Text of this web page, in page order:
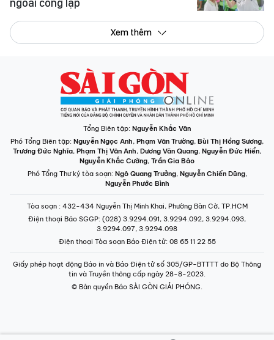
ngoài công lập
Xem thêm
Tổng Biên tập: Nguyễn Khắc Văn
Phó Tổng Biên tập: Nguyễn Ngọc Anh, Phạm Văn Trường, Bùi Thị Hồng Sương,
Trương Đức Nghĩa, Phạm Thị Vân Anh, Dương Văn Quang, Nguyễn Đức Hiển,
Nguyễn Khắc Cường, Trần Gia Bảo
Phó Tổng Thư ký tòa soạn: Ngô Quang Trưởng, Nguyễn Chiến Dũng,
Nguyễn Phước Bình
Tòa soạn : 432-434 Nguyễn Thị Minh Khai, Phường Bàn Cờ, TP.HCM
Điện thoại Báo SGGP: (028) 3.9294.091, 3.9294.092, 3.9294.093,
3.9294.097, 3.9294.098
Điện thoại Tòa soạn Báo Điện tử: 08 65 11 22 55
Giấy phép hoạt động Báo in và Báo Điện tử số 305/GP-BTTTT do Bộ Thông
tin và Truyền thông cấp ngày 28-8-2023.
© Bản quyền Báo SÀI GÒN GIẢI PHÓNG.